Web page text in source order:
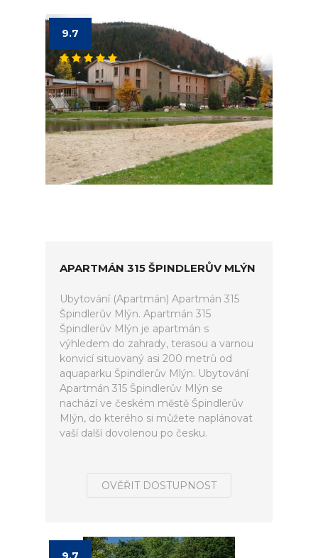
9.7
APARTMÁN 315 ŠPINDLERŮV MLÝN
Ubytování (Apartmán) Apartmán 315
Špindlerův Mlýn. Apartmán 315
Špindlerův Mlýn je apartmán s
výhledem do zahrady, terasou a varnou
konvicí situovaný asi 200 metrů od
aquaparku Špindlerův Mlýn. Ubytování
Apartmán 315 Špindlerův Mlýn se
nachází ve českém městě Špindlerův
Mlýn, do kterého si můžete naplánovat
vaší další dovolenou po česku.
OVĚŘIT DOSTUPNOST